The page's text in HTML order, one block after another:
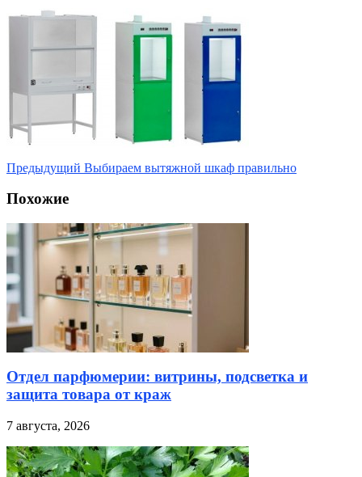
Предыдущий Выбираем вытяжной шкаф правильно
Похожие
Отдел парфюмерии: витрины, подсветка и
защита товара от краж
7 августа, 2026